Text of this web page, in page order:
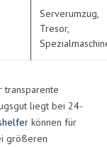
Serverumzug,
Tresor,
transparente
liegt bei 24-
können für
größeren